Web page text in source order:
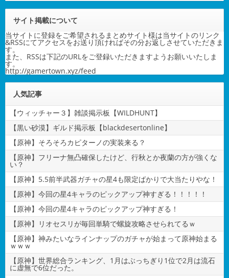
サイト掲載について
当サイトに登録をご希望されるまとめサイト様は当サイトのリンク
&RSSにてアクセスをお送り頂ければその分お返しさせていただきま
す。
また、RSSは下記のURLをご登録いただきますようお願いいたしま
す。
http://gamertown.xyz/feed
人気記事
【ウィッチャー３】雑談掲示板【WILDHUNT】
【黒い砂漠】ギルド掲示板【blackdesertonline】
【原神】そろそろカピターノの実装来る？
【原神】フリーナ無凸確保したけど、行秋とか夜蘭の方が強くな
い？
【原神】5.5前半武器ガチャの星4も限定ばかりで大当たりやな！
【原神】今回の星4キャラのピックアップ神すぎる！！！！！
【原神】今回の星4キャラのピックアップ神すぎる！
【原神】リオセスリが毎回単騎で螺旋攻略させられてるｗ
【原神】神みたいなラインナップのガチャが始まって原神始まる
ｗｗｗ
【原神】世界総合ランキング、1月はぶっちぎり1位で2月は流石
に虚無で6位だった。